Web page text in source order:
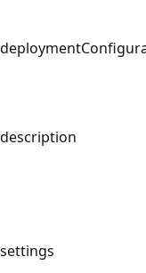
description
settings